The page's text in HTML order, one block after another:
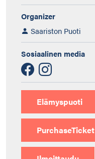
Organizer
Saariston Puoti
Sosiaalinen media
Elämyspuoti
PurchaseTicket